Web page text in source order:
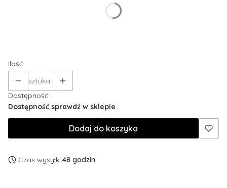
Ilość
sztuka
Dostępność:
Dostępność sprawdź w sklepie
Dodaj do koszyka
Czas wysyłki:48 godzin